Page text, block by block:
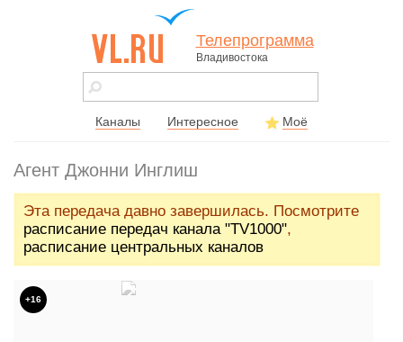
vl.ru - сайт
города
Телепрограмма
Владивостока
Каналы Интересное Моё
Агент Джонни Инглиш
Эта передача давно завершилась. Посмотрите
расписание передач канала "TV1000",
расписание центральных каналов
+16